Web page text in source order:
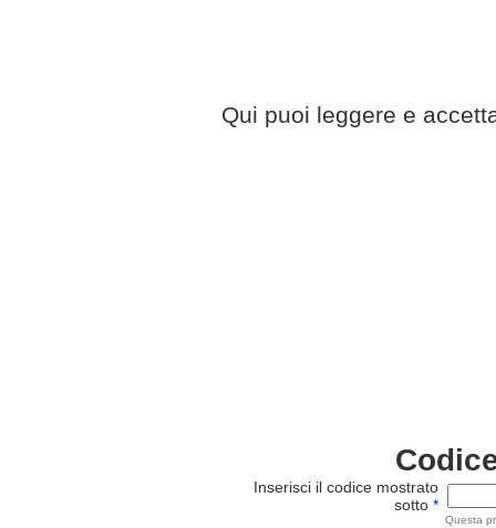
Qui puoi leggere e
Inserisci il codice mostrato
sotto *
Questa